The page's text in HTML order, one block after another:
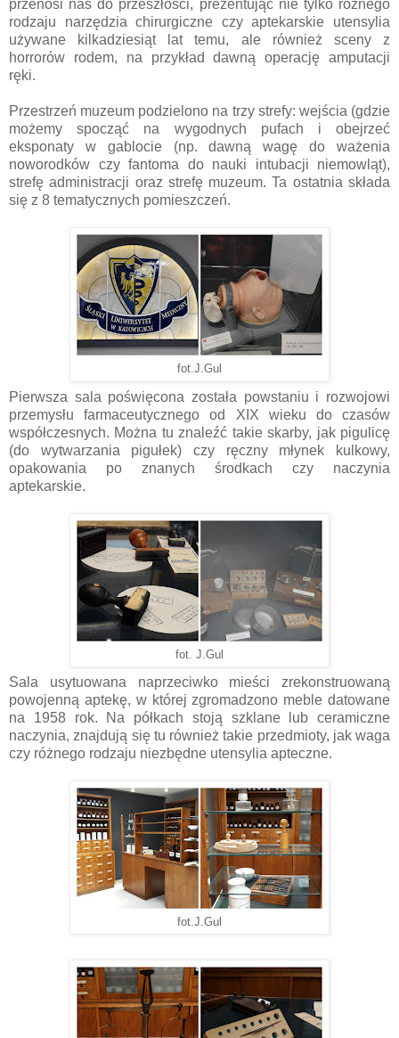
przenosi nas do przeszłości, prezentując nie tylko różnego
rodzaju narzędzia chirurgiczne czy aptekarskie utensylia
używane kilkadziesiąt lat temu, ale również sceny z
horrorów rodem, na przykład dawną operację amputacji
ręki.
Przestrzeń muzeum podzielono na trzy strefy: wejścia (gdzie
możemy spocząć na wygodnych pufach i obejrzeć
eksponaty w gablocie (np. dawną wagę do ważenia
noworodków czy fantoma do nauki intubacji niemowląt),
strefę administracji oraz strefę muzeum. Ta ostatnia składa
się z 8 tematycznych pomieszczeń.
fot.J.Gul
Pierwsza sala poświęcona została powstaniu i rozwojowi
przemysłu farmaceutycznego od XIX wieku do czasów
współczesnych. Można tu znaleźć takie skarby, jak pigulicę
(do wytwarzania pigułek) czy ręczny młynek kulkowy,
opakowania po znanych środkach czy naczynia
aptekarskie.
fot. J.Gul
Sala usytuowana naprzeciwko mieści zrekonstruowaną
powojenną aptekę, w której zgromadzono meble datowane
na 1958 rok. Na półkach stoją szklane lub ceramiczne
naczynia, znajdują się tu również takie przedmioty, jak waga
czy różnego rodzaju niezbędne utensylia apteczne.
fot.J.Gul